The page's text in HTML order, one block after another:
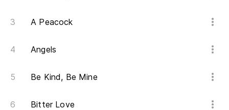
A Peacock
Angels
Be Kind, Be Mine
Bitter Love